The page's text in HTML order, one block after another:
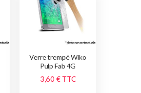
Verre trempé Wiko
Pulp Fab 4G
3,60 € TTC